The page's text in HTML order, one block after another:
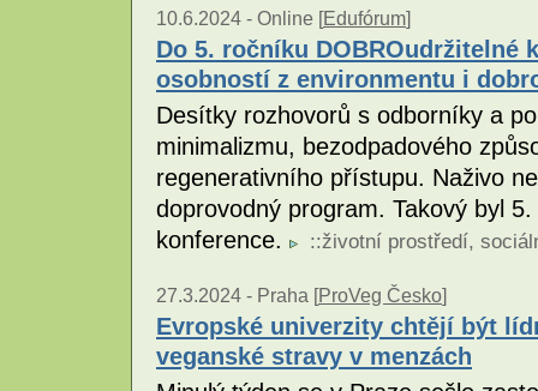
10.6.2024 - Online [Edufórum]
Do 5. ročníku DOBROudržitelné
osobností z environmentu i
Desítky rozhovorů s odborníky a
minimalizmu, bezodpadového
regenerativního přístupu. Naživo
doprovodný program. Takový byl
konference.
::životní prostředí,
27.3.2024 - Praha [ProVeg Česko]
Evropské univerzity chtějí být
veganské stravy v menzách